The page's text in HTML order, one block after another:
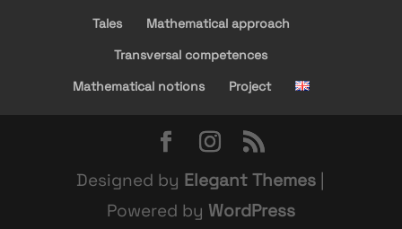
Tales
Mathematical approach
Transversal competences
Mathematical notions
Project
Designed by Elegant Themes |
Powered by WordPress